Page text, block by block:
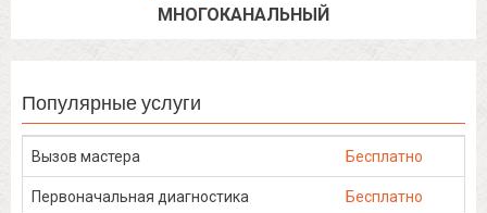
МНОГОКАНАЛЬНЫЙ
Популярные услуги
Вызов мастера Бесплатно
Первоначальная диагностика Бесплатно